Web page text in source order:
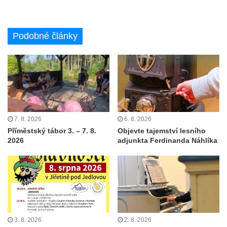
Podobné články
7. 8. 2026
Příměstský tábor 3. – 7. 8.
2026
6. 8. 2026
Objevte tajemství lesního
adjunkta Ferdinanda Náhlíka
3. 8. 2026 2. 8. 2026